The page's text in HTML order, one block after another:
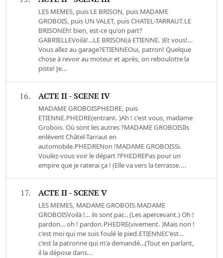
LES MEMES, puis LE BRISON, puis MADAME
GROBOIS, puis UN VALET, puis CHATEL-TARRAUT.LE
BRISONEh! bien, est-ce qu'on part?
GABRIELLEVoilà!…LE BRISON(à ETIENNE. )Et vous!…
Vous allez au garage?ETIENNEOui, patron! Quelque
chose à revoir au moteur et après, on reboulotte la
piste! Je...
16. ACTE II - SCENE IV
MADAME GROBOISPHEDRE, puis
ETIENNE.PHEDRE(entrant. )Ah ! c'est vous, madame
Grobois. Où sont les autres ?MADAME GROBOISIls
enlèvent Châtel-Tarraut en
automobile.PHEDRENon !MADAME GROBOISSi.
Voulez-vous voir le départ ?PHEDREPas pour un
empire que je raterai ça ! (Elle va vers la terrasse....
17. ACTE II - SCENE V
LES MEMES, MADAME GROBOIS.MADAME
GROBOISVoilà !… ils sont par… (Les apercevant.) Oh !
pardon… oh ! pardon.PHEDRE(vivement. )Mais non !
c'est moi qui me suis foulé le pied.ETIENNEC'est…
c'est la patronne qui m'a demandé…(Tout en parlant,
il la dépose dans...